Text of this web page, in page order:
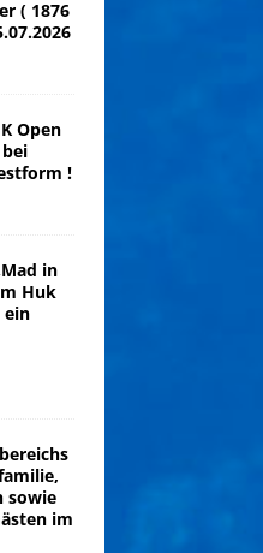
( 1876
Open
!
in
Huk
ein
sowie
im